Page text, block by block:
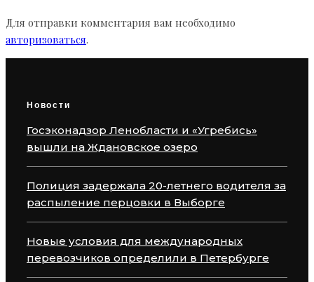
Для отправки комментария вам необходимо
авторизоваться.
Новости
Госэконадзор Ленобласти и «Угребись»
вышли на Ждановское озеро
Полиция задержала 20-летнего водителя за
распыление перцовки в Выборге
Новые условия для международных
перевозчиков определили в Петербурге